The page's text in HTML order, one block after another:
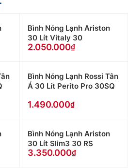
Bình Nóng Lạnh Ariston
30 Lít Vitaly 30
2.050.000
Bình Nóng Lạnh Rossi Tân
Á 30 Lít Perito Pro 30SQ
1.490.000
Bình Nóng Lạnh Ariston
30 Lít Slim3 30 RS
3.350.000